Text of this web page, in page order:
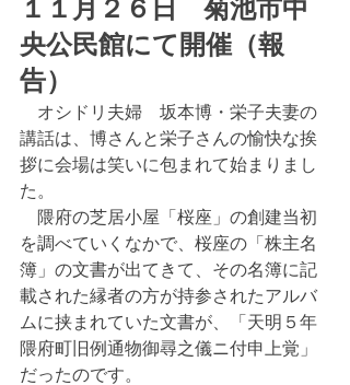
１１月２６日　菊池市中
央公民館にて開催（報
告）
オシドリ夫婦　坂本博・栄子夫妻の
講話は、博さんと栄子さんの愉快な挨
拶に会場は笑いに包まれて始まりまし
た。
隈府の芝居小屋「桜座」の創建当初
を調べていくなかで、桜座の「株主名
簿」の文書が出てきて、その名簿に記
載された縁者の方が持参されたアルバ
ムに挟まれていた文書が、「天明５年
隈府町旧例通物御尋之儀ニ付申上覚」
だったのです。